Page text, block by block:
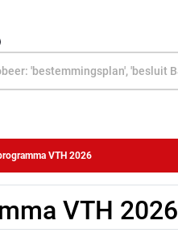
VTH 2026
VTH 2026